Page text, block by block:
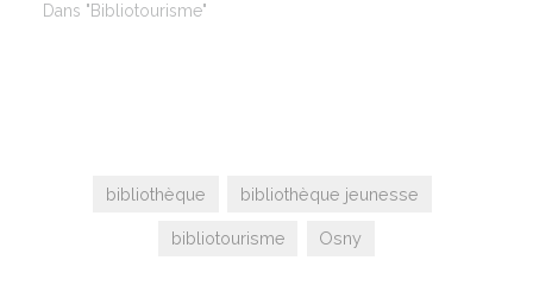
Dans "Bibliotourisme"
bibliothèque bibliothèque jeunesse
bibliotourisme Osny